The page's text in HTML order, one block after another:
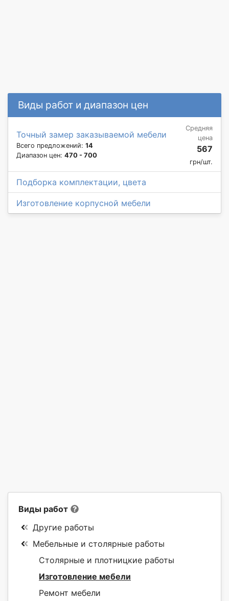
Виды работ и диапазон цен
Точный замер заказываемой мебели
Всего предложений: 14
Диапазон цен: 470 - 700
Средняя
цена
567
грн/шт.
Подборка комплектации, цвета
Изготовление корпусной мебели
Виды работ
Другие работы
Мебельные и столярные работы
Столярные и плотницкие работы
Изготовление мебели
Ремонт мебели